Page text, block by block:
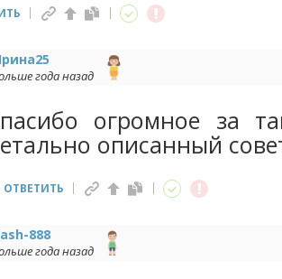
года назад
огромное за
описанный
ОТВЕТИТЬ
888
года назад